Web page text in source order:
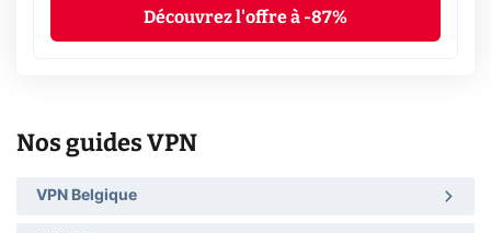
Découvrez l'offre à -87%
Nos guides VPN
VPN Belgique